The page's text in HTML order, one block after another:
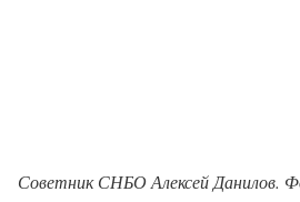
Советник СНБО Алексей Данилов.